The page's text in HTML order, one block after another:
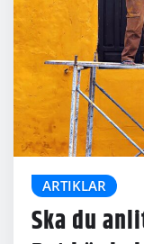
ARTIKLAR
Ska du